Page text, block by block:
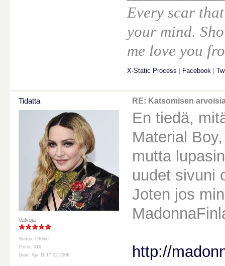
Every scar
your mind.
me love you
X-Static Process Facebook
Tidatta
Valvoja
Status: Offline
Posts: 916
Date: Apr 11 17:02 2006
RE: Katsomisen
En tiedä,
Material Boy,
mutta
uudet sivuni
Joten jos
http://